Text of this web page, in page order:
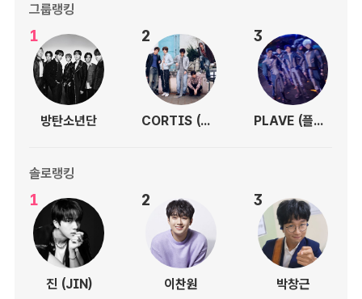
그룹랭킹
1
방탄소년단
2
CORTIS (코르티스)
3
PLAVE (플레이브)
솔로랭킹
1
진 (JIN)
2
이찬원
3
박창근